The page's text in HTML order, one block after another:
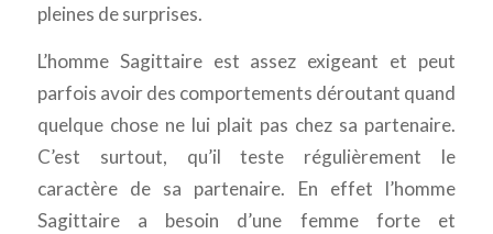
pleines de surprises.
L’homme Sagittaire est assez exigeant et peut
parfois avoir des comportements déroutant quand
quelque chose ne lui plait pas chez sa partenaire.
C’est surtout, qu’il teste régulièrement le
caractère de sa partenaire. En effet l’homme
Sagittaire a besoin d’une femme forte et